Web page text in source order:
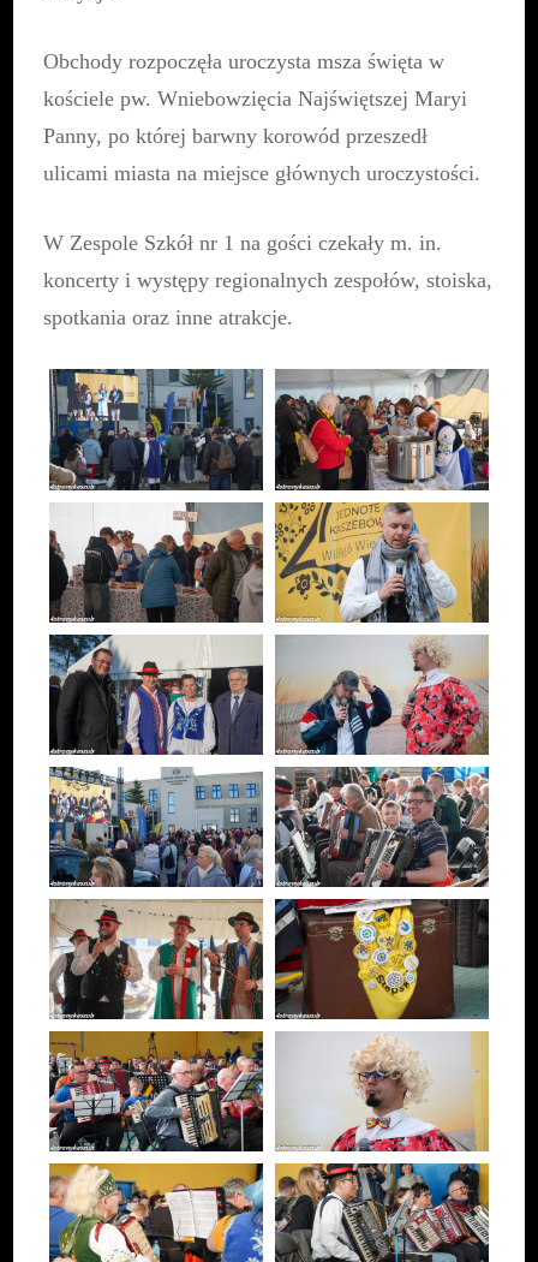
Obchody rozpoczęła uroczysta msza święta w
kościele pw. Wniebowzięcia Najświętszej Maryi
Panny, po której barwny korowód przeszedł
ulicami miasta na miejsce głównych uroczystości.
W Zespole Szkół nr 1 na gości czekały m. in.
koncerty i występy regionalnych zespołów, stoiska,
spotkania oraz inne atrakcje.